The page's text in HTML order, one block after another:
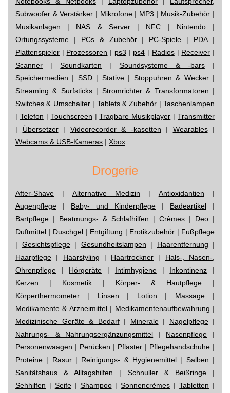
Subwoofer & Verstärker | Mikrofone| MP3 | Musik-Zubehör |
Musikanlagen | NAS & Server| NFC | Nintendo|
Ortungssysteme | PCs & Zubehör| PC-Spiele | PDA|
Plattenspieler | Prozessoren | ps3 | ps4 | Radios| Receiver |
Scanner |Soundkarten | Soundsysteme & -bars|
Speichermedien | SSD| Stative| Stoppuhren & Wecker|
Streaming & Surfsticks| Stromrichter & Transformatoren |
Switches & Umschalter| Tablets & Zubehör | Taschenlampen
| Telefon | Touchscreen |Tragbare Musikplayer | Transmitter
| Übersetzer| Videorecorder & -kasetten | Wearables|
Webcams & USB-Kameras | Xbox
Drogerie
After-Shave | Alternative Medizin | Antioxidantien |
Augenpflege | Baby- und Kinderpflege | Badeartikel |
Bartpflege | Beatmungs- & Schlafhilfen | Crèmes | Deo |
Duftmittel | Duschgel | Entgiftung | Erotikzubehör | Fußpflege
| Gesichtspflege| Gesundheitslampen | Haarentfernung |
Haarpflege | Haarstyling | Haartrockner | Hals-, Nasen-,
Ohrenpflege | Hörgeräte | Intimhygiene| Inkontinenz |
Kerzen | Kosmetik | Körper- & Hautpflege |
Körperthermometer | Linsen | Lotion | Massage|
Medikamente & Arzneimittel| Medikamentenaufbewahrung |
Medizinische Geräte & Bedarf| Minerale| Nagelpflege|
Nahrungs- & Nahrungsergänzungsmittel | Nasenpflege |
Personenwaagen | Perücken | Pflaster | Pflegehandschuhe |
Proteine | Rasur| Reinigungs- & Hygienemittel | Salben |
Sanitätshaus & Alltagshilfen | Schnuller & Beißringe|
Sehhilfen | Seife| Shampoo|Sonnencrèmes |Tabletten |